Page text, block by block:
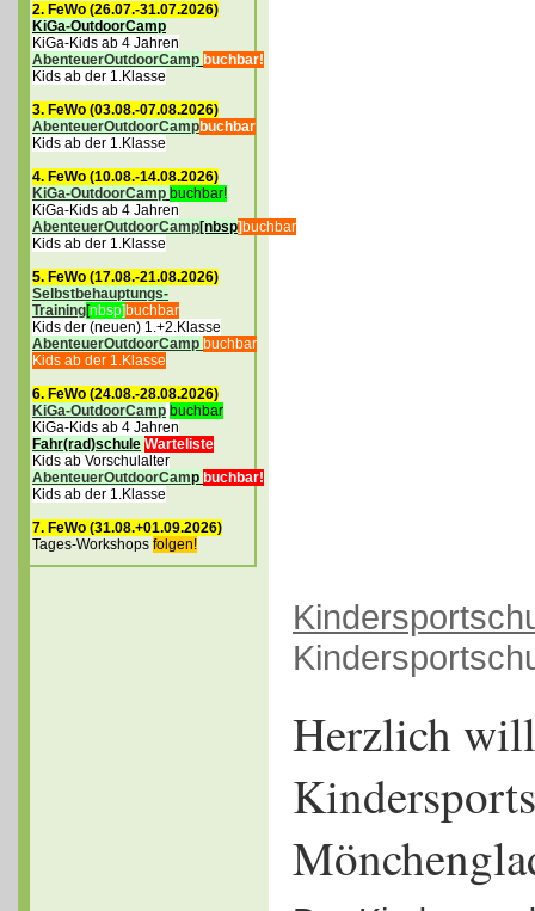
2. FeWo (26.07.-31.07.2026)
KiGa-OutdoorCamp
KiGa-Kids ab 4 Jahren
AbenteuerOutdoorCamp buchbar!
Kids ab der 1.Klasse
3. FeWo (03.08.-07.08.2026)
AbenteuerOutdoorCampbuchbar
Kids ab der 1.Klasse
4. FeWo (10.08.-14.08.2026)
KiGa-OutdoorCamp buchbar!
KiGa-Kids ab 4 Jahren
AbenteuerOutdoorCamp[nbsp] buchbar
Kids ab der 1.Klasse
5. FeWo (17.08.-21.08.2026)
Selbstbehauptungs-
Training[nbsp]buchbar
Kids der (neuen) 1.+2.Klasse
AbenteuerOutdoorCamp buchbar
Kids ab der 1.Klasse
6. FeWo (24.08.-28.08.2026)
KiGa-OutdoorCamp buchbar
KiGa-Kids ab 4 Jahren
Fahr(rad)schule Warteliste
Kids ab Vorschulalter
AbenteuerOutdoorCamp buchbar!
Kids ab der 1.Klasse
7. FeWo (31.08.+01.09.2026)
Tages-Workshops folgen!
Herzlich